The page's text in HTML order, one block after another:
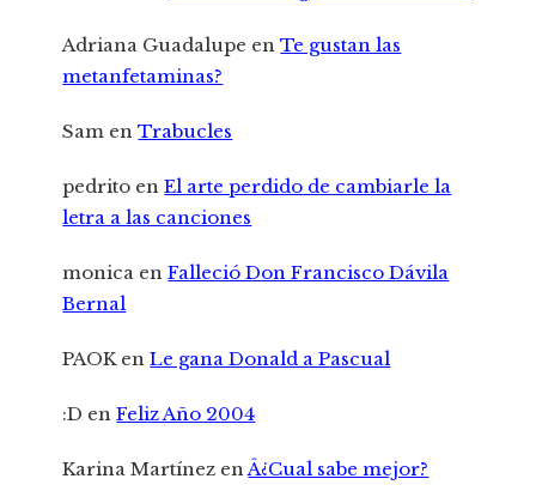
Adriana Guadalupe enTe gustan las
metanfetaminas?
Sam enTrabucles
pedrito enEl arte perdido de cambiarle la
letra a las canciones
monica enFalleció Don Francisco Dávila
Bernal
PAOK enLe gana Donald a Pascual
:D enFeliz Año 2004
Karina Martínez enÂ¿Cual sabe mejor?